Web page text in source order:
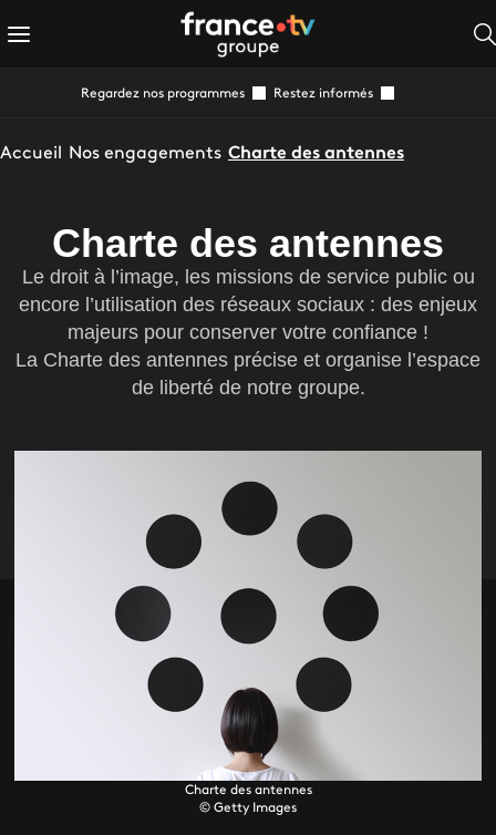
Regardez nos programmes Restez informés
Accueil Nos engagements Charte des antennes
Charte des antennes
Le droit à l’image, les missions de service public ou
encore l’utilisation des réseaux sociaux : des enjeux
majeurs pour conserver votre confiance !
La Charte des antennes précise et organise l’espace
de liberté de notre groupe.
Charte des antennes
© Getty Images